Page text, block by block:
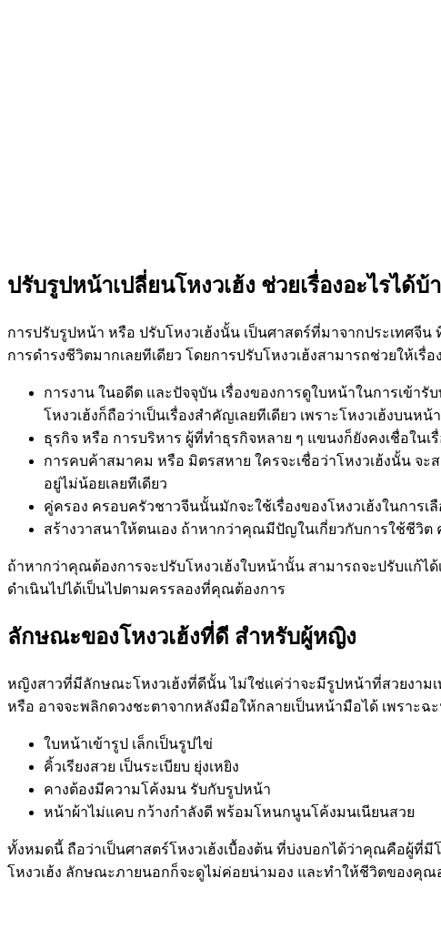
ปรับรูปหน้าเปลี่ยนโหงวเฮ้ง ช่วยเรื่องอะไรได้บ้
การปรับรูปหน้า หรือ ปรับโหงวเฮ้งนั้น เป็นศาสตร์ที่มาจากประเทศจี
การดำรงชีวิตมากเลยทีเดียว โดยการปรับโหงวเฮ้งสามารถช่วยให้เรื่
การงาน ในอดีต และปัจจุบัน เรื่องของการดูใบหน้าในการเข้า
โหงวเฮ้งก็ถือว่าเป็นเรื่องสำคัญเลยทีเดียว เพราะโหงวเฮ้งบนห
ธุรกิจ หรือ การบริหาร ผู้ที่ทำธุรกิจหลาย ๆ แขนงก็ยังคงเชื่อใน
การคบค้าสมาคม หรือ มิตรสหาย ใครจะเชื่อว่าโหงวเฮ้งนั้น
อยู่ไม่น้อยเลยทีเดียว
คู่ครอง ครอบครัวชาวจีนนั้นมักจะใช้เรื่องของโหงวเฮ้งในการ
สร้างวาสนาให้ตนเอง ถ้าหากว่าคุณมีปัญในเกี่ยวกับการใช้ชีวิต
ถ้าหากว่าคุณต้องการจะปรับโหงวเฮ้งใบหน้านั้น สามารถจะปรับแก้
ดำเนินไปได้เป็นไปตามครรลองที่คุณต้องการ
ลักษณะของโหงวเฮ้งที่ดี สำหรับผู้หญิง
หญิงสาวที่มีลักษณะโหงวเฮ้งที่ดีนั้น ไม่ใช่แค่ว่าจะมีรูปหน้าที่สวยงาม
หรือ อาจจะพลิกดวงชะตาจากหลังมือให้กลายเป็นหน้ามือได้ เพราะ
ใบหน้าเข้ารูป เล็กเป็นรูปไข่
คิ้วเรียงสวย เป็นระเบียบ ยุ่งเหยิง
คางต้องมีความโค้งมน รับกับรูปหน้า
หน้าผ้าไม่แคบ กว้างกำลังดี พร้อมโหนกนูนโค้งมนเนียนสวย
ทั้งหมดนี้ ถือว่าเป็นศาสตร์โหงวเฮ้งเบื้องต้น ที่บ่งบอกได้ว่าคุณคือผู้ที่
โหงวเฮ้ง ลักษณะภายนอกก็จะดูไม่ค่อยน่ามอง และทำให้ชีวิตของคุณ